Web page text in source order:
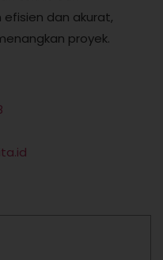
dan akurat,
proyek.